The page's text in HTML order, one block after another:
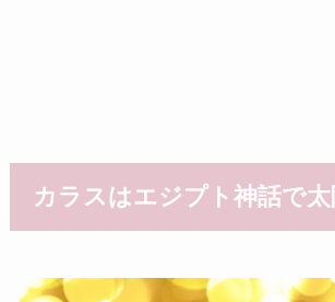
カラスはエジプト神話で